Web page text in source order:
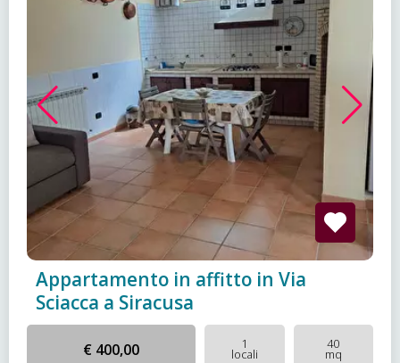
Appartamento in affitto in Via
Sciacca a Siracusa
€ 400,00 1
locali
40
mq